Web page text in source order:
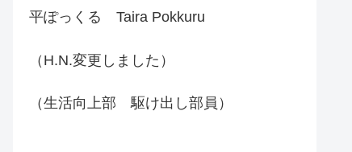
平ぽっくる Taira Pokkuru
（H.N.変更しました）
（生活向上部 駆け出し部員）